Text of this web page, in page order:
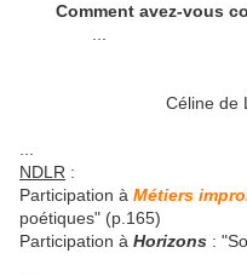
Comment avez-vous
Céline de
NDLR :
Participation à Métiers
poétiques" (p.165)
Participation à Horizons :